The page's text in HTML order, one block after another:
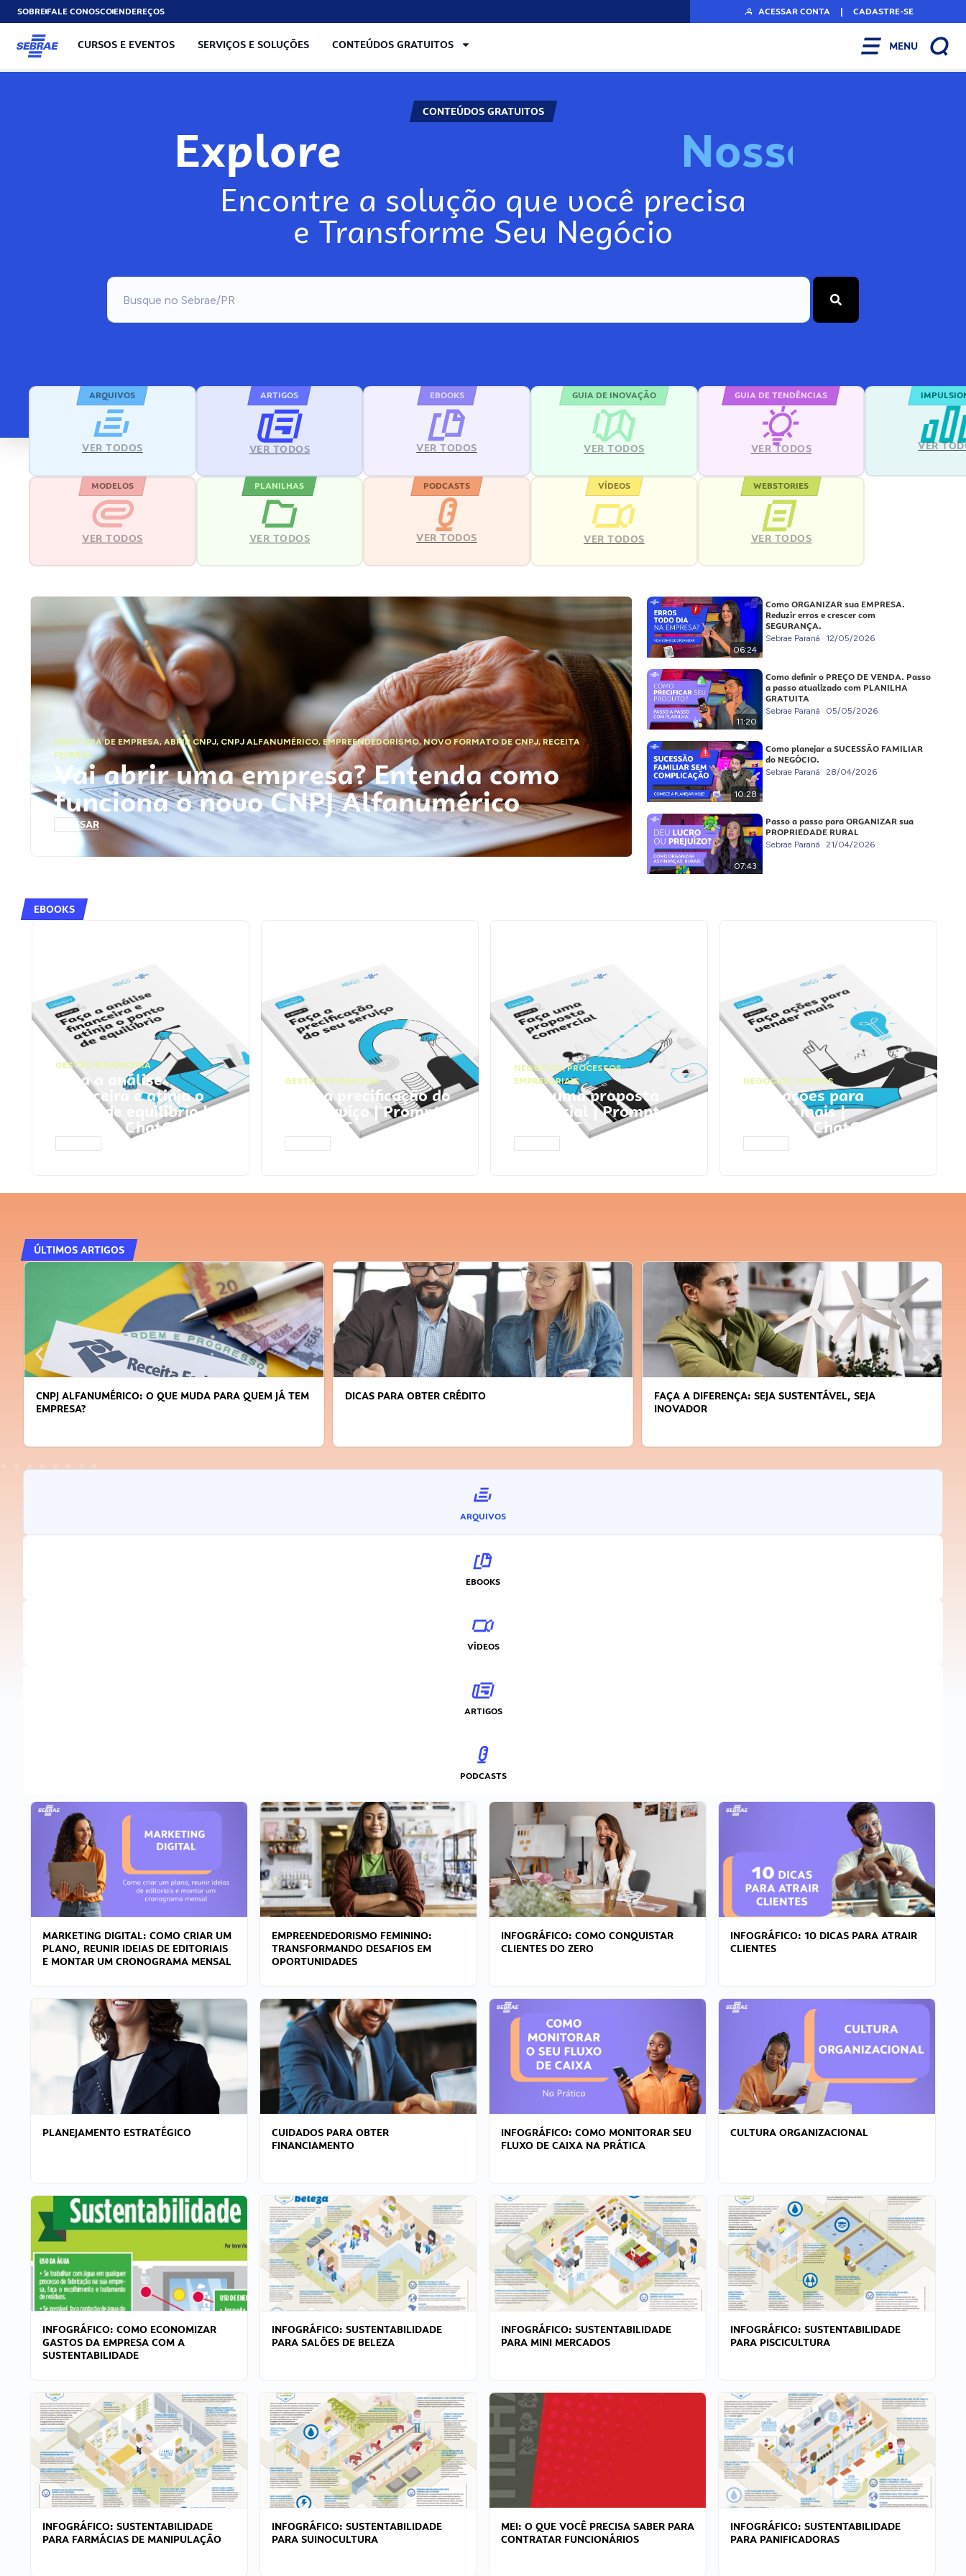
SOBREFALE CONOSCOENDEREÇOS ACESSAR CONTA | CADASTRE-SE
CURSOS E EVENTOS SERVIÇOS E SOLUÇÕES CONTEÚDOS GRATUITOS MENU
CONTEÚDOS GRATUITOS
Explore Nos
Encontre a solução que você precisa
e Transforme Seu Negócio
ARQUIVOS
VER TODOS
ARTIGOS
VER TODOS
EBOOKS
VER TODOS
GUIA DE INOVAÇÃO
VER TODOS
GUIA DE TENDÊNCIAS
VER TODOS VER
MODELOS
VER TODOS
PLANILHAS
VER TODOS
PODCASTS
VER TODOS
VÍDEOS
VER TODOS
WEBSTORIES
VER TODOS
ABERTURA DE EMPRESA,ABRIR CNPJ, CNPJ ALFANUMÉRICO, EMPREENDEDORISMO,NOVO FORMATO DE CNPJ,RECEITA
FEDERAL
Vai abrir uma empresa? Entenda como
funciona o novo CNPJ Alfanumérico
ACESSAR
06:24
Como ORGANIZAR sua EMPRESA.
Reduzir erros e crescer com
SEGURANÇA.
Sebrae Paraná 12/05/2026
11:20
Como definir o PREÇO DE VENDA. Passo
a passo atualizado com PLANILHA
GRATUITA
Sebrae Paraná 05/05/2026
10:28
Como planejar a SUCESSÃO FAMILIAR
do NEGÓCIO.
Sebrae Paraná 28/04/2026
07:43
Passo a passo para ORGANIZAR sua
PROPRIEDADE RURAL
Sebrae Paraná 21/04/2026
EBOOKS
GESTÃO FINANCEIRA
Faça a análise
financeira e atinja o
ponto de equilíbrio |
Prompts ChatGPT
GESTÃO FINANCEIRA
Faça a precificação do
seu serviço | Prompts
ChatGPT
NEGÓCIOS,PROCESSOS
EMPRESARIAIS
Faça uma proposta
comercial | Prompts
ChatGPT
NEGÓCIOS, VENDAS
Faça ações para
vender mais |
Prompts ChatGPT
ÚLTIMOS ARTIGOS
CNPJ ALFANUMÉRICO: O QUE MUDA PARA QUEM JÁ TEM
EMPRESA?
DICAS PARA OBTER CRÉDITO
FAÇA A DIFERENÇA: SEJA SUSTENTÁVEL, SEJA
INOVADOR
ARQUIVOS
EBOOKS
VÍDEOS
ARTIGOS
PODCASTS
MARKETING DIGITAL: COMO CRIAR UM
PLANO, REUNIR IDEIAS DE EDITORIAIS
E MONTAR UM CRONOGRAMA MENSAL
EMPREENDEDORISMO FEMININO:
TRANSFORMANDO DESAFIOS EM
OPORTUNIDADES
INFOGRÁFICO: COMO CONQUISTAR
CLIENTES DO ZERO
INFOGRÁFICO: 10 DICAS PARA ATRAIR
CLIENTES
PLANEJAMENTO ESTRATÉGICO
CUIDADOS PARA OBTER
FINANCIAMENTO
INFOGRÁFICO: COMO MONITORAR SEU
FLUXO DE CAIXA NA PRÁTICA
CULTURA ORGANIZACIONAL
INFOGRÁFICO: COMO ECONOMIZAR
GASTOS DA EMPRESA COM A
SUSTENTABILIDADE
INFOGRÁFICO: SUSTENTABILIDADE
PARA SALÕES DE BELEZA
INFOGRÁFICO: SUSTENTABILIDADE
PARA MINI MERCADOS
INFOGRÁFICO: SUSTENTABILIDADE
PARA PISCICULTURA
INFOGRÁFICO: SUSTENTABILIDADE
PARA FARMÁCIAS DE MANIPULAÇÃO
INFOGRÁFICO: SUSTENTABILIDADE
PARA SUINOCULTURA
MEI: O QUE VOCÊ PRECISA SABER PARA
CONTRATAR FUNCIONÁRIOS
INFOGRÁFICO: SUSTENTABILIDADE
PARA PANIFICADORAS